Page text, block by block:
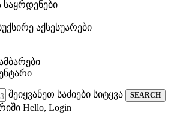
აქსესუარები
შეიყვანეთ საძიები სიტყვა SEARCH
Hello, Login